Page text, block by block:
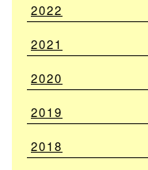
2022
2021
2020
2019
2018